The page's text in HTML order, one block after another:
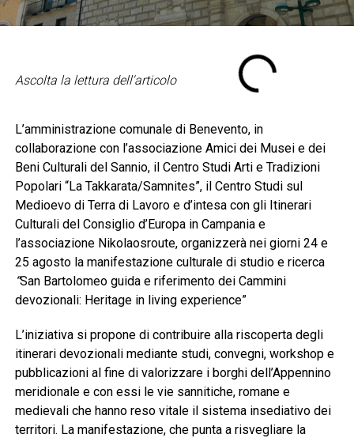
Ascolta la lettura dell'articolo
L’amministrazione comunale di Benevento, in
collaborazione con l’associazione Amici dei Musei e dei
Beni Culturali del Sannio, il Centro Studi Arti e Tradizioni
Popolari “La Takkarata/Samnites”, il Centro Studi sul
Medioevo di Terra di Lavoro e d’intesa con gli Itinerari
Culturali del Consiglio d’Europa in Campania e
l’associazione Nikolaosroute, organizzerà nei giorni 24 e
25 agosto la manifestazione culturale di studio e ricerca
“San Bartolomeo guida e riferimento dei Cammini
devozionali: Heritage in living experience”
L’iniziativa si propone di contribuire alla riscoperta degli
itinerari devozionali mediante studi, convegni, workshop e
pubblicazioni al fine di valorizzare i borghi dell’Appennino
meridionale e con essi le vie sannitiche, romane e
medievali che hanno reso vitale il sistema insediativo dei
territori. La manifestazione, che punta a risvegliare la